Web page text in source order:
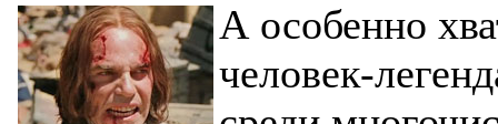
А особенно
человек-